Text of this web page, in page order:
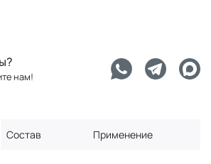
нам!
Состав Применение